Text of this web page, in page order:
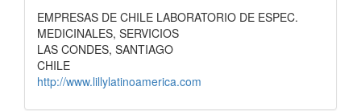
EMPRESAS DE CHILE LABORATORIO DE ESPEC.
MEDICINALES, SERVICIOS
LAS CONDES, SANTIAGO
CHILE
http://www.lillylatinoamerica.com